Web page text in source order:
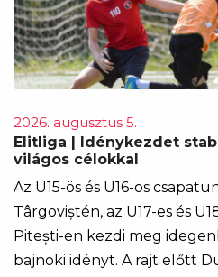
2026. augusztus 5.
Elitliga | Idénykezdet
világos célokkal
Az U15-ös és U16-os
Târgoviștén, az U17-es és
Pitești-en kezdi meg
bajnoki idényt. A rajt előtt